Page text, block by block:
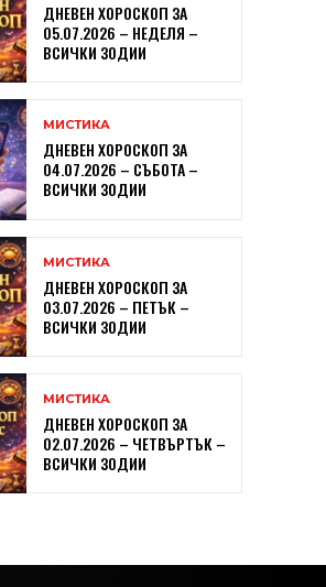
ДНЕВЕН ХОРОСКОП ЗА
05.07.2026 – НЕДЕЛЯ –
ВСИЧКИ ЗОДИИ
МИСТИКА
ДНЕВЕН ХОРОСКОП ЗА
04.07.2026 – СЪБОТА –
ВСИЧКИ ЗОДИИ
МИСТИКА
ДНЕВЕН ХОРОСКОП ЗА
03.07.2026 – ПЕТЪК –
ВСИЧКИ ЗОДИИ
МИСТИКА
ДНЕВЕН ХОРОСКОП ЗА
02.07.2026 – ЧЕТВЪРТЪК –
ВСИЧКИ ЗОДИИ